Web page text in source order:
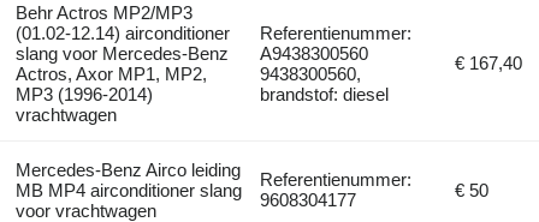
Behr Actros MP2/MP3
(01.02-12.14) airconditioner
slang voor Mercedes-Benz
Actros, Axor MP1, MP2,
MP3 (1996-2014)
vrachtwagen
Referentienummer:
A9438300560
9438300560,
brandstof: diesel
€ 167,40
Mercedes-Benz Airco leiding
MB MP4 airconditioner slang
voor vrachtwagen
Referentienummer:
9608304177
€ 50